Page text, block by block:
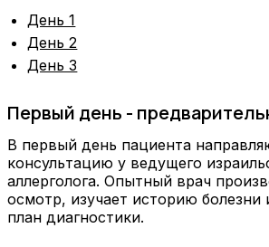
День 1
День 2
День 3
Первый день -
В первый день пациента
консультацию у ведущего
аллерголога. Опытный врач
осмотр, изучает историю болезни
план диагностики.